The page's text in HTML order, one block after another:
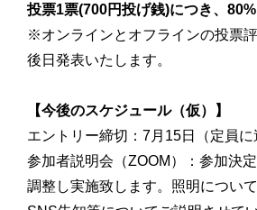
投票1票(700円投げ銭)につき、
※オンラインとオフラインの投票
後日発表いたします。
【今後のスケジュール（仮）】
エントリー締切：7月15日（定員に
参加者説明会（ZOOM）：参加決
調整し実施致します。照明につい